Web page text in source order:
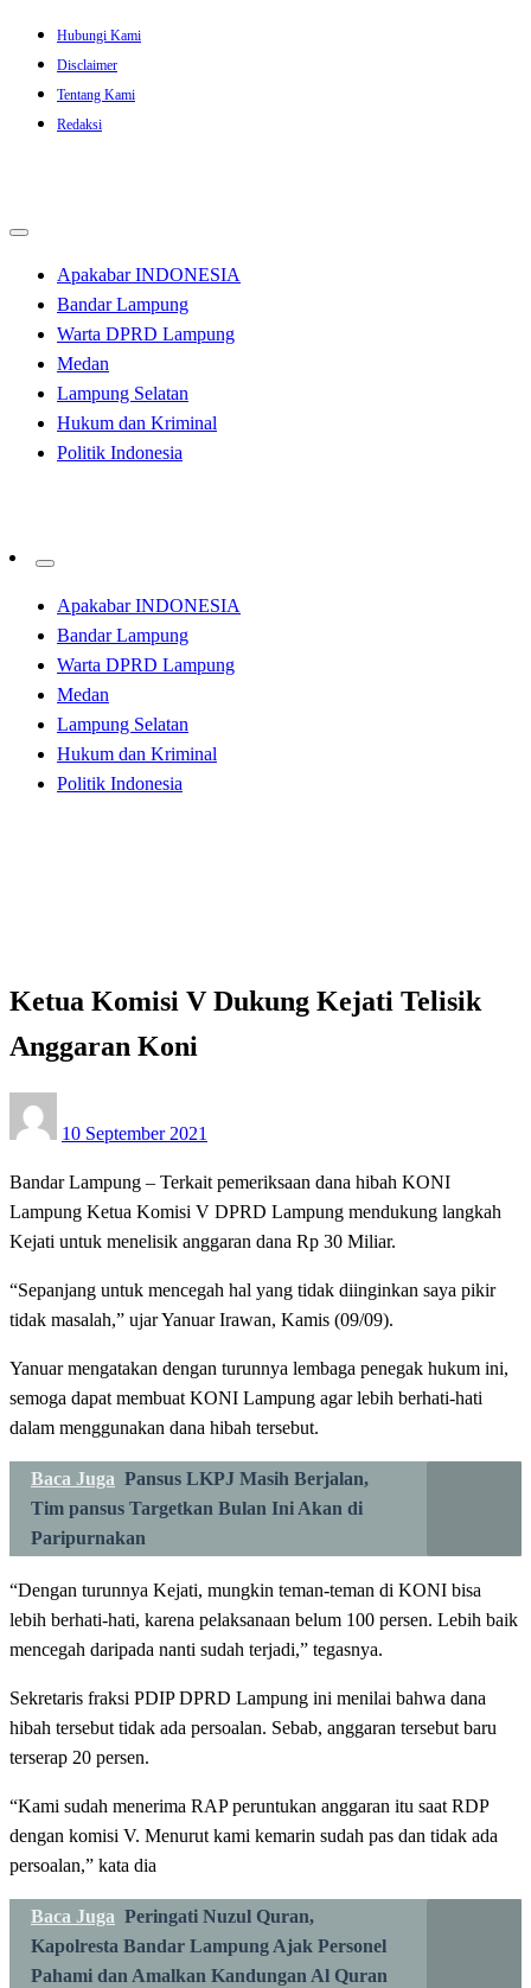
Skip
content
Hubungi Kami
Disclaimer
Tentang Kami
Redaksi
Apakabar INDONESIA
Bandar Lampung
Warta DPRD Lampung
Medan
Lampung Selatan
Hukum dan Kriminal
Politik Indonesia
Apakabar INDONESIA
Bandar Lampung
Warta DPRD Lampung
Medan
Lampung Selatan
Hukum dan Kriminal
Politik Indonesia
Ketua Komisi V Dukung Kejati Telisik
Anggaran Koni
on
10 September 2021
Bandar Lampung – Terkait pemeriksaan dana hibah KONI
Lampung Ketua Komisi V DPRD Lampung mendukung langkah
Kejati untuk menelisik anggaran dana Rp 30 Miliar.
“Sepanjang untuk mencegah hal yang tidak diinginkan saya pikir
tidak masalah,” ujar Yanuar Irawan, Kamis (09/09).
Yanuar mengatakan dengan turunnya lembaga penegak hukum ini,
semoga dapat membuat KONI Lampung agar lebih berhati-hati
dalam menggunakan dana hibah tersebut.
Baca Juga Pansus LKPJ Masih Berjalan,
Tim pansus Targetkan Bulan Ini Akan di
Paripurnakan
“Dengan turunnya Kejati, mungkin teman-teman di KONI bisa
lebih berhati-hati, karena pelaksanaan belum 100 persen. Lebih baik
mencegah daripada nanti sudah terjadi,” tegasnya.
Sekretaris fraksi PDIP DPRD Lampung ini menilai bahwa dana
hibah tersebut tidak ada persoalan. Sebab, anggaran tersebut baru
terserap 20 persen.
“Kami sudah menerima RAP peruntukan anggaran itu saat RDP
dengan komisi V. Menurut kami kemarin sudah pas dan tidak ada
persoalan,” kata dia
Baca Juga Peringati Nuzul Quran,
Kapolresta Bandar Lampung Ajak Personel
Pahami dan Amalkan Kandungan Al Quran